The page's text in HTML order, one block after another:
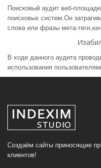
Поисковый аудит веб-
поисковых систем.Он
слова или фразы мета-
В ходе данного аудита
использования
Создаём сайты приносящие
клиентов!